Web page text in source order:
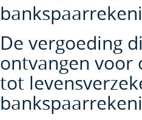
De vergoeding
ontvangen voor
tot